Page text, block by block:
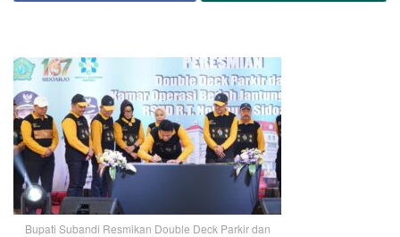
Bupati Subandi Resmikan Double Deck Parkir dan